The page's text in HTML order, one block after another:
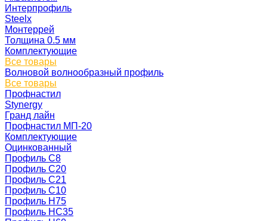
Интерпрофиль
Steelx
Монтеррей
Толщина 0.5 мм
Комплектующие
Все товары
Волновой волнообразный профиль
Все товары
Профнастил
Stynergy
Гранд лайн
Профнастил МП-20
Комплектующие
Оцинкованный
Профиль С8
Профиль С20
Профиль С21
Профиль С10
Профиль Н75
Профиль НС35